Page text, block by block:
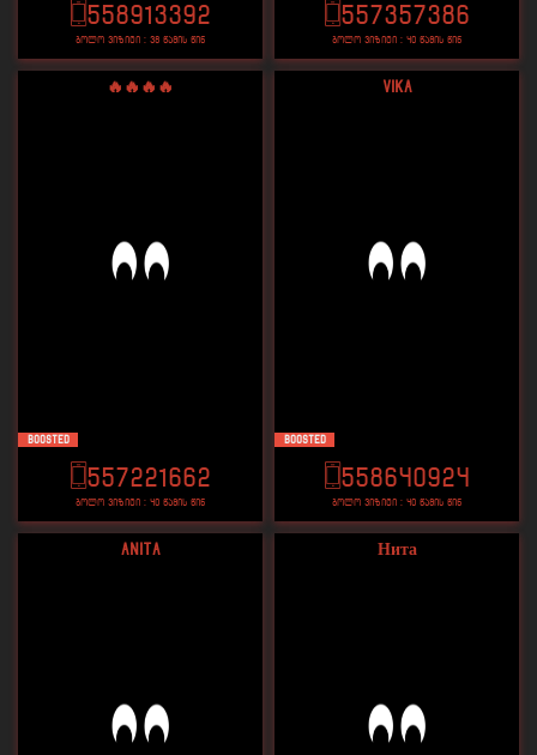
558913392
ბოლო ვიზიტი : 38 წამის წინ
557357386
ბოლო ვიზიტი : 40 წამის წინ
🔥🔥🔥🔥
Boosted
557221662
ბოლო ვიზიტი : 40 წამის წინ
Vika
Boosted
558640924
ბოლო ვიზიტი : 40 წამის წინ
Anita Нита